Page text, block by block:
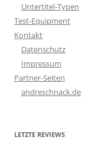
Untertitel-Typen
Test-Equipment
Kontakt
Datenschutz
Impressum
Partner-Seiten
andreschnack.de
LETZTE REVIEWS